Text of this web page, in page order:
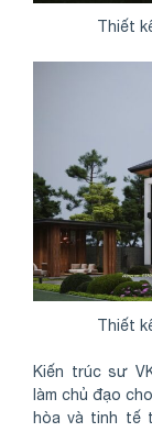
Thiết
Thiết
Kiến trúc sư
làm chủ đạo
hòa và tinh tế